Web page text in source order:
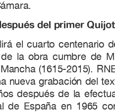
del primer
el cuarto centenario
la obra cumbre de
(1615-2015).
nueva grabación del
después de la
de España en 1965